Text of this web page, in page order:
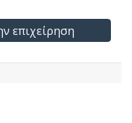
επιχείρηση